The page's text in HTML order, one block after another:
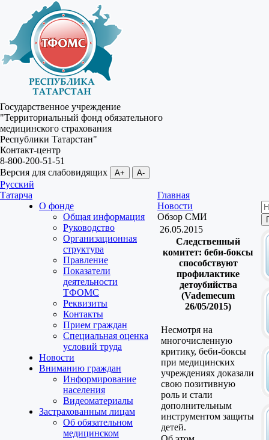
Государственное учреждение
"Территориальный фонд обязательного
медицинского страхования
Республики Татарстан"
Контакт-центр
8-800-200-51-51
Версия для слабовидящих
A+ A-
Русский
Татарча
О фонде
Общая информация
Руководство
Организационная
структура
Правление
Показатели
деятельности
ТФОМС
Реквизиты
Контакты
Прием граждан
Специальная оценка
условий труда
Новости
Вниманию граждан
Информирование
населения
Видеоматериалы
Застрахованным лицам
Об обязательном
медицинском
Главная
Новости
Обзор СМИ
26.05.2015
Следственный
комитет: беби-боксы
способствуют
профилактике
детоубийства
(Vademecum
26/05/2015)
Несмотря на
многочисленную
критику, беби-боксы
при медицинских
учреждениях доказали
свою позитивную
роль и стали
дополнительным
инструментом защиты
детей.